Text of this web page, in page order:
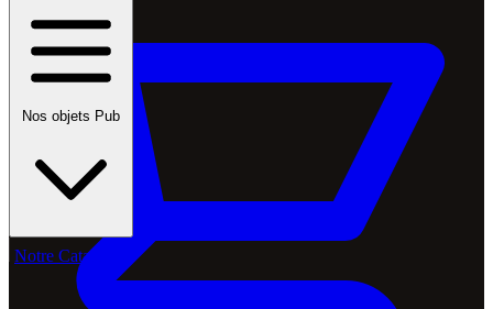
Nos objets Pub
Notre Catalogue